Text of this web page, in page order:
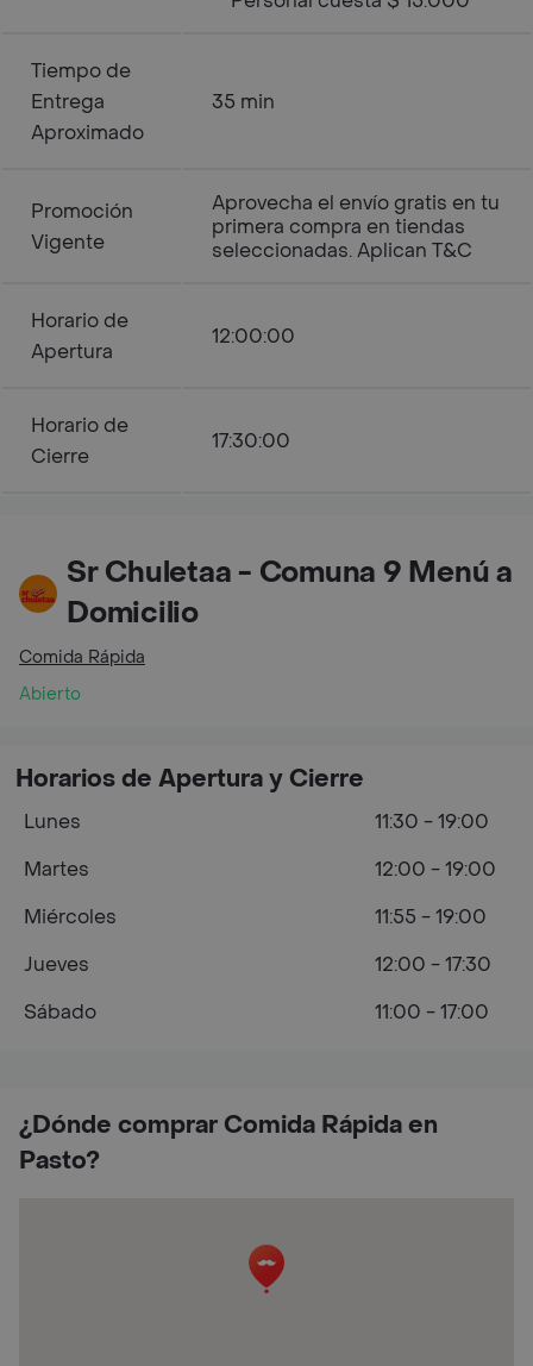
Tiempo de
Entrega
Aproximado
35 min
Promoción
Vigente
Aprovecha el envío gratis en tu
primera compra en tiendas
seleccionadas. Aplican T&C
Horario de
Apertura
12:00:00
Horario de
Cierre
17:30:00
Sr Chuletaa - Comuna 9 Menú a
Domicilio
Comida Rápida
Abierto
¿Dónde comprar Comida Rápida en
Pasto?
Horarios de Apertura y Cierre
Lunes
11:30 - 19:00
Martes
12:00 - 19:00
Miércoles
11:55 - 19:00
Jueves
12:00 - 17:30
Sábado
11:00 - 17:00